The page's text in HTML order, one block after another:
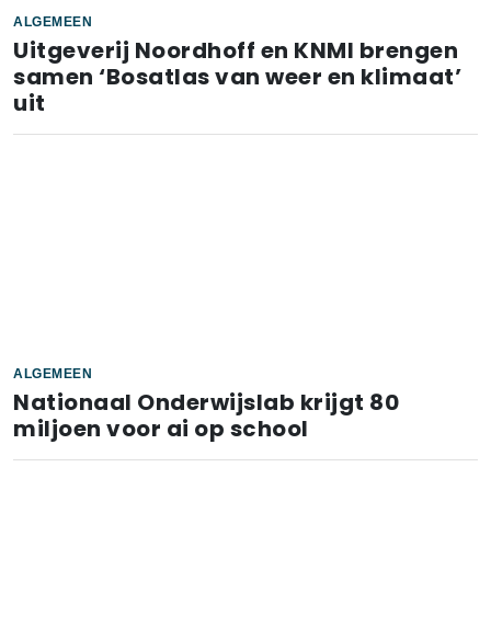
ALGEMEEN
Uitgeverij Noordhoff en KNMI brengen
samen ‘Bosatlas van weer en klimaat’
uit
ALGEMEEN
Nationaal Onderwijslab krijgt 80
miljoen voor ai op school